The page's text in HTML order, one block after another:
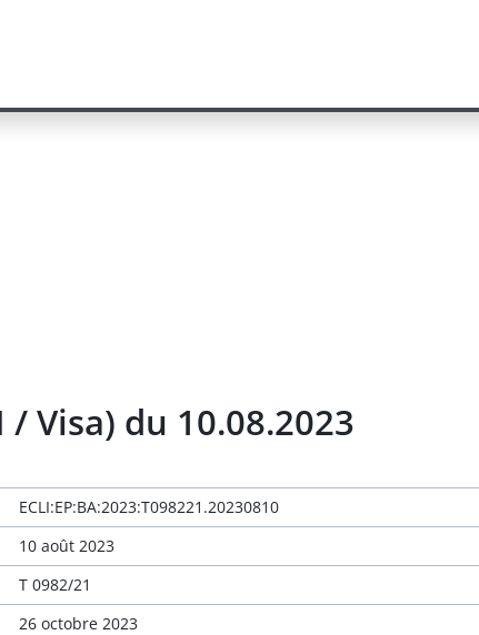
/ Visa) du 10.08.2023
ECLI:EP:BA:2023:T098221.20230810
10 août 2023
T 0982/21
26 octobre 2023